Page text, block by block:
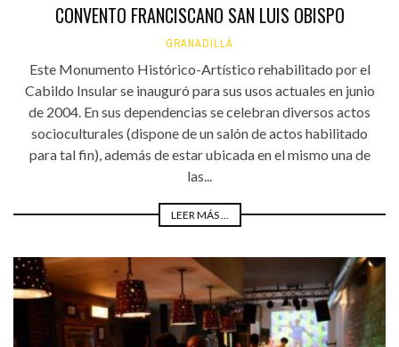
CONVENTO FRANCISCANO SAN LUIS OBISPO
GRANADILLA
Este Monumento Histórico-Artístico rehabilitado por el
Cabildo Insular se inauguró para sus usos actuales en junio
de 2004. En sus dependencias se celebran diversos actos
socioculturales (dispone de un salón de actos habilitado
para tal fin), además de estar ubicada en el mismo una de
las...
LEER MÁS ...